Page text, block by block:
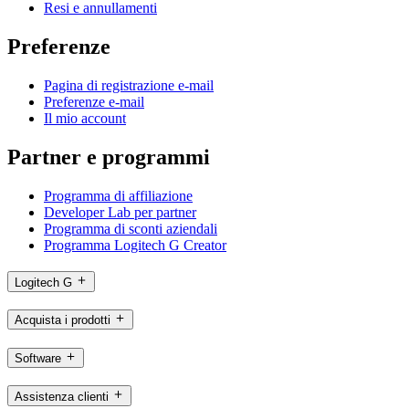
Resi e annullamenti
Preferenze
Pagina di registrazione e-mail
Preferenze e-mail
Il mio account
Partner e programmi
Programma di affiliazione
Developer Lab per partner
Programma di sconti aziendali
Programma Logitech G Creator
Logitech G
Acquista i prodotti
Software
Assistenza clienti